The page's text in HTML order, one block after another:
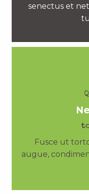
senectus et
Fusce ut
augue,